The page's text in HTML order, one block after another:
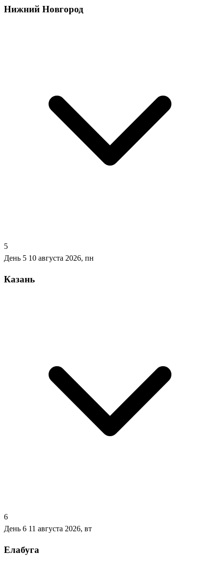
Нижний Новгород
5
День 5 10 августа 2026, пн
Казань
6
День 6 11 августа 2026, вт
Елабуга